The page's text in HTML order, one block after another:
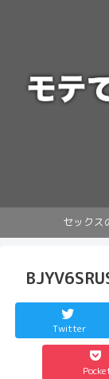
セック
Twitter